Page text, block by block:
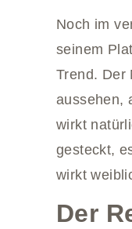
Noch im
seinem
Trend. Der
aussehen,
wirkt
gesteckt,
wirkt
Der